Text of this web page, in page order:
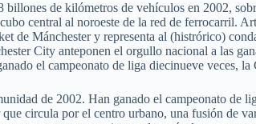
de kilómetros de vehículos en 2002,
central al noroeste de la red de ferrocarril.
de Mánchester y representa al (histrórico)
City anteponen el orgullo nacional a las
el campeonato de liga diecinueve veces,
de 2002. Han ganado el campeonato de
circula por el centro urbano, una fusión de